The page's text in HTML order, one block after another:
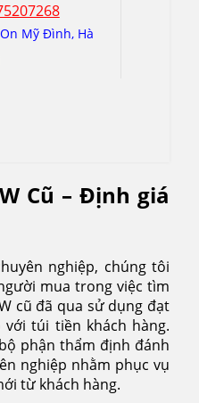
Mỹ Đình, Hà
Cũ – Định giá
nghiệp, chúng tôi
mua trong việc tìm
cũ đã qua sử dụng đạt
túi tiền khách hàng.
phận thẩm định đánh
nghiệp nhằm phục vụ
từ khách hàng.